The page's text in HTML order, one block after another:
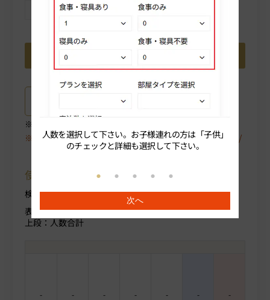
人数を選択して下さい。お子様連れの方は「子供」
のチェックと詳細も選択して下さい。
続いて
次へ
空室が表示されない場合は、〈翌月〉や〈プラン/人数/
部屋タイプ〉を変更してください。
使用方法について
検索条件を変更する場合部屋人数より変更ください。
表示料金(税込)
上段：人数合計
- - - - - - -